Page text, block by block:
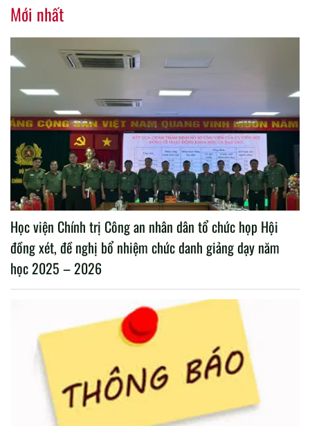
Mới nhất
Học viện Chính trị Công an nhân dân tổ chức họp Hội
đồng xét, đề nghị bổ nhiệm chức danh giảng dạy năm
học 2025 – 2026